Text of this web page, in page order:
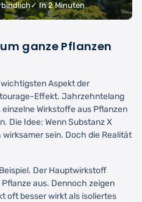
✓ In 2 Minuten
ganze Pflanzen
Aspekt der
Effekt. Jahrzehntelang
Wirkstoffe aus Pflanzen
Die Idee: Wenn Substanz X
sein. Doch die Realität
Der Hauptwirkstoff
aus. Dennoch zeigen
oft besser wirkt als isoliertes